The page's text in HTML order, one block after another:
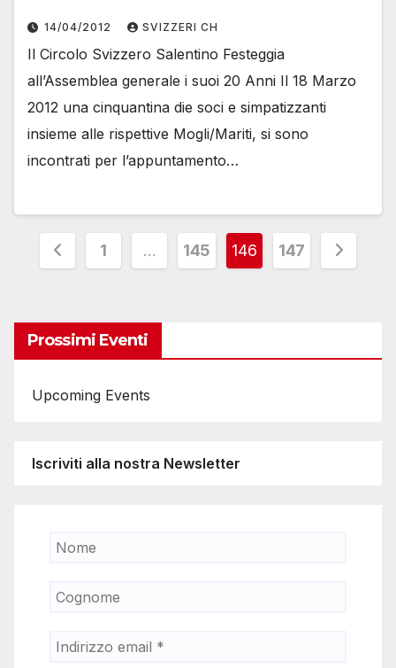
14/04/2012 SVIZZERI CH
Il Circolo Svizzero Salentino Festeggia
all’Assemblea generale i suoi 20 Anni Il 18 Marzo
2012 una cinquantina die soci e simpatizzanti
insieme alle rispettive Mogli/Mariti, si sono
incontrati per l’appuntamento…
Paginazione
articoli
1 … 145 146 147
Prossimi Eventi
Upcoming Events
Iscriviti alla nostra Newsletter